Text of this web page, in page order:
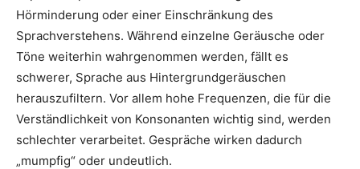
Hörminderung oder einer Einschränkung des
Sprachverstehens. Während einzelne Geräusche oder
Töne weiterhin wahrgenommen werden, fällt es
schwerer, Sprache aus Hintergrundgeräuschen
herauszufiltern. Vor allem hohe Frequenzen, die für die
Verständlichkeit von Konsonanten wichtig sind, werden
schlechter verarbeitet. Gespräche wirken dadurch
„mumpfig“ oder undeutlich.